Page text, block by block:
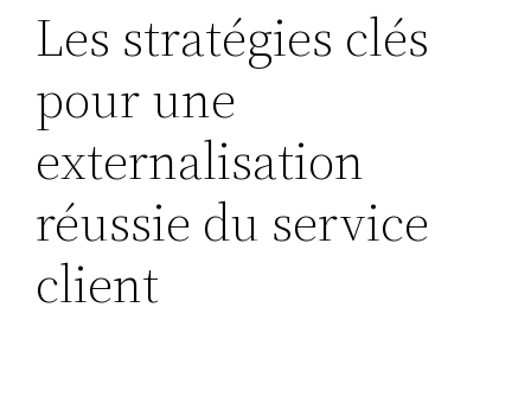
Les stratégies clés
pour une
externalisation
réussie du service
client